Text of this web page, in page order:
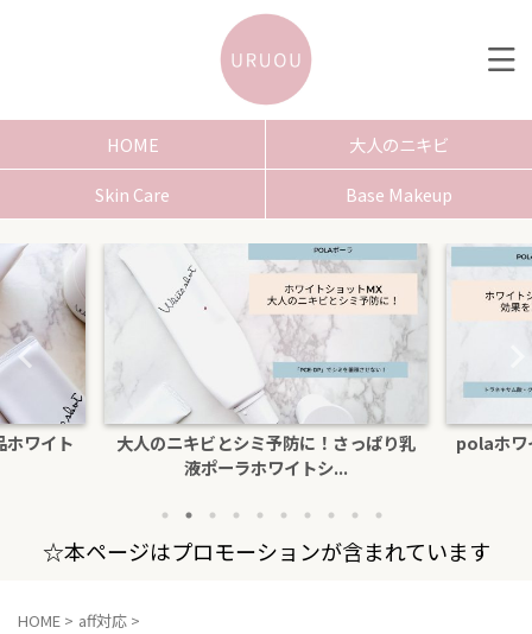
HOME
大人のニキビ
Skin Care
Base Makeup
っぱり乳
polaホワイトショットクリームRXSの効
果を口コミ
色白
☆本ページはプロモーションが含まれています
HOME > aff対応 >